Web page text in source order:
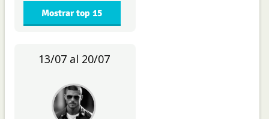
Mostrar top 15
13/07 al 20/07